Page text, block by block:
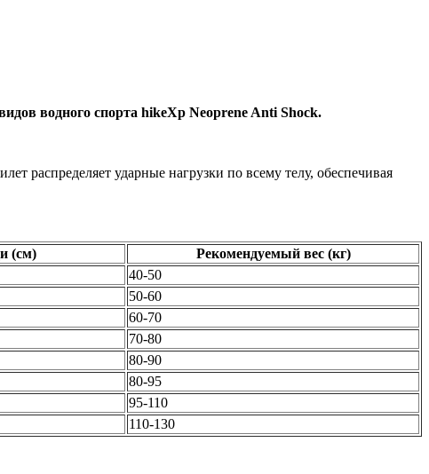
водного спорта hikeXp Neoprene Anti Shock.
распределяет ударные нагрузки по всему телу, обеспечивая
(см)
Рекомендуемый вес (кг)
40-50
50-60
60-70
70-80
80-90
80-95
95-110
110-130